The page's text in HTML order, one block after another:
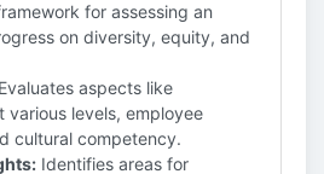
for assessing an
on diversity, equity, and
Evaluates aspects like
various levels, employee
cultural competency.
Identifies areas for